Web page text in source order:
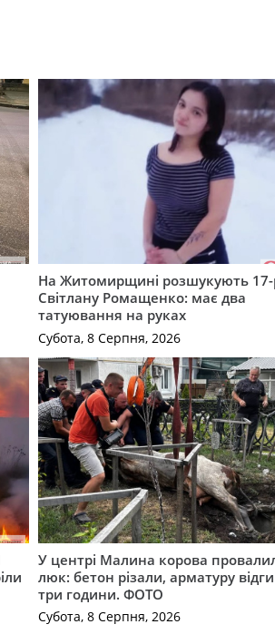
На Житомирщині розшукують 17-
Світлану Ромащенко: має два
татуювання на руках
Субота, 8 Серпня, 2026
У центрі Малина корова
люк: бетон різали, арматуру
три години. ФОТО
Субота, 8 Серпня, 2026